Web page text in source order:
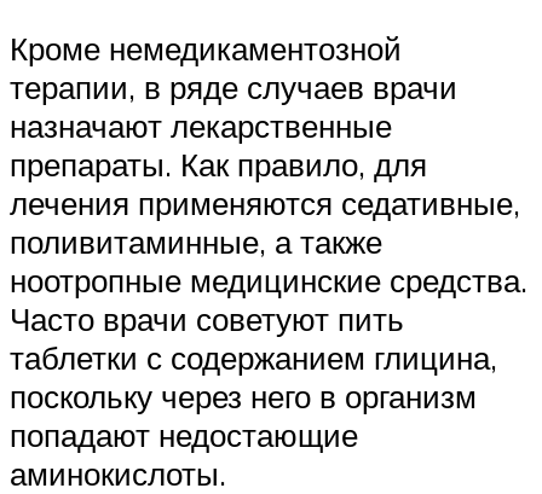
Кроме немедикаментозной
терапии, в ряде случаев врачи
назначают лекарственные
препараты. Как правило, для
лечения применяются седативные,
поливитаминные, а также
ноотропные медицинские средства.
Часто врачи советуют пить
таблетки с содержанием глицина,
поскольку через него в организм
попадают недостающие
аминокислоты.